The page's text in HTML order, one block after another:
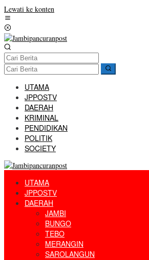
Lewati ke konten
UTAMA
JPPOSTV
DAERAH
KRIMINAL
PENDIDIKAN
POLITIK
SOCIETY
UTAMA
JPPOSTV
DAERAH
JAMBI
BUNGO
TEBO
MERANGIN
SAROLANGUN